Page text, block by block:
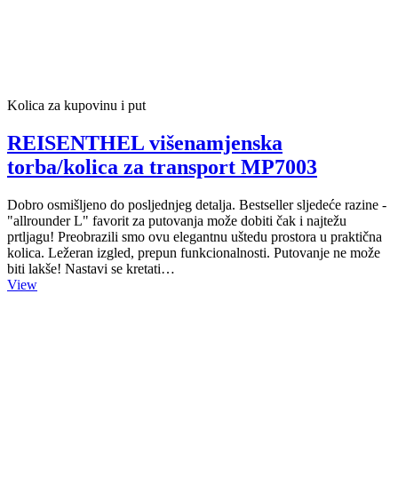
Kolica za kupovinu i put
REISENTHEL višenamjenska
torba/kolica za transport MP7003
Dobro osmišljeno do posljednjeg detalja. Bestseller sljedeće razine -
"allrounder L" favorit za putovanja može dobiti čak i najtežu
prtljagu! Preobrazili smo ovu elegantnu uštedu prostora u praktična
kolica. Ležeran izgled, prepun funkcionalnosti. Putovanje ne može
biti lakše! Nastavi se kretati…
View